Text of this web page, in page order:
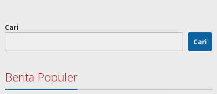
Cari
Cari
Berita Populer